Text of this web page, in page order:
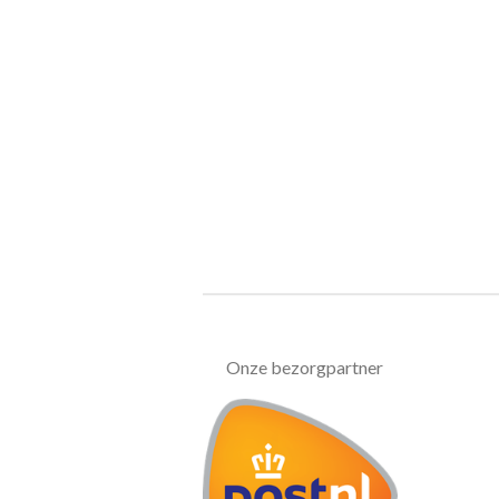
Onze bezorgpartner